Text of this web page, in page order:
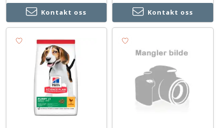
Kontakt oss Kontakt oss